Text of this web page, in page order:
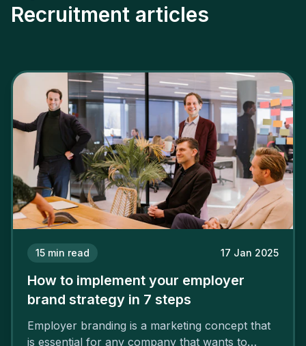
Recruitment articles
15 min read 17 Jan 2025
How to implement your employer
brand strategy in 7 steps
Employer branding is a marketing concept that
is essential for any company that wants to